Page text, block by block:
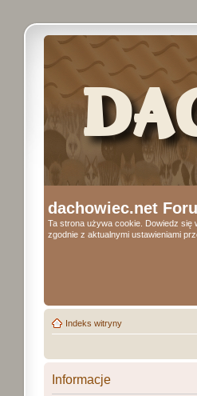
dachowiec.net
Ta strona używa cookie. Dowiedz się
zgodnie z aktualnymi ustawieniami
Indeks witryny
Informacje